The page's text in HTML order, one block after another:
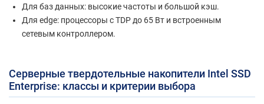
Для баз данных: высокие частоты и большой кэш.
Для edge: процессоры с TDP до 65 Вт и встроенным
сетевым контроллером.
Серверные твердотельные накопители Intel SSD
Enterprise: классы и критерии выбора